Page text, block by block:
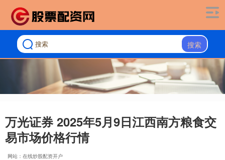
搜索
万光证券 2025年5月9日江西南方粮食交
易市场价格行情
网站：在线炒股配资开户